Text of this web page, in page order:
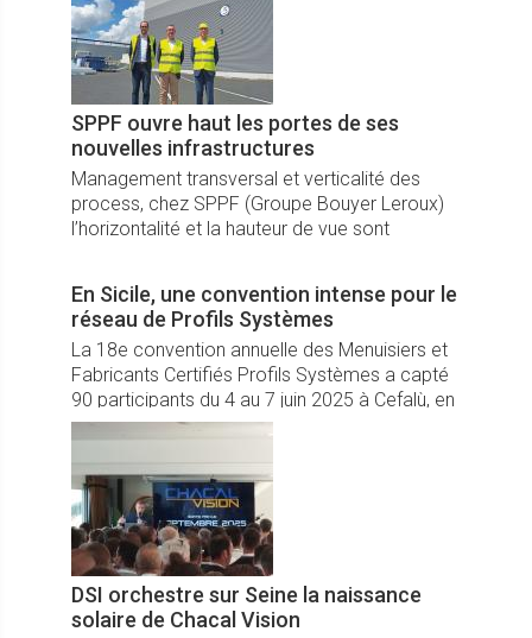
SPPF ouvre haut les portes de ses
nouvelles infrastructures
Management transversal et verticalité des
process, chez SPPF (Groupe Bouyer Leroux)
l’horizontalité et la hauteur de vue sont
En Sicile, une convention intense pour le
réseau de Profils Systèmes
La 18e convention annuelle des Menuisiers et
Fabricants Certifiés Profils Systèmes a capté
90 participants du 4 au 7 juin 2025 à Cefalù, en
Sicile. Un programme riche en convivialité et
DSI orchestre sur Seine la naissance
solaire de Chacal Vision